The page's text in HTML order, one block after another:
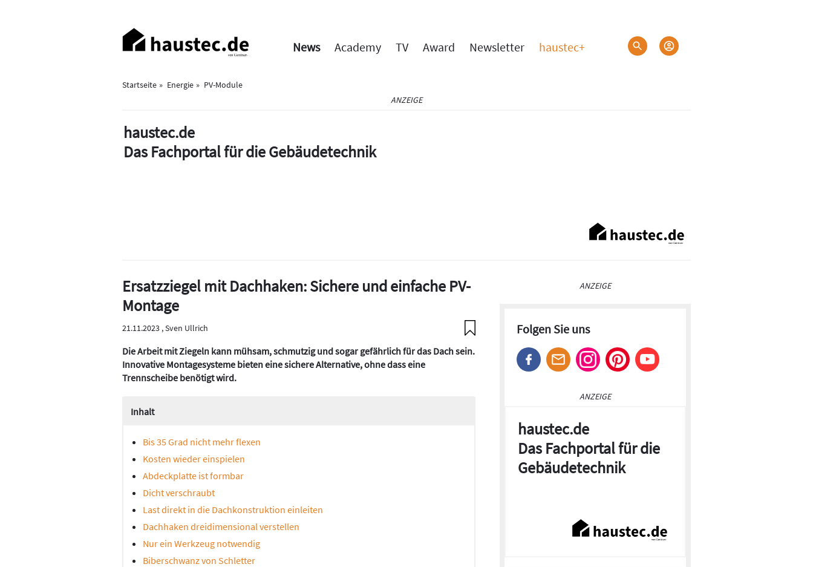
Haupt-
Navigation
News Academy TV Award Newsletter haustec+
Startseite Energie
PV-Module
ANZEIGE
haustec.de
Das Fachportal für die Gebäudetechnik
Ersatzziegel mit Dachhaken: Sichere und einfache PV-
Montage
21.11.2023 ,Sven Ullrich
Die Arbeit mit Ziegeln kann mühsam, schmutzig und sogar gefährlich für das Dach sein.
Innovative Montagesysteme bieten eine sichere Alternative, ohne dass eine
Trennscheibe benötigt wird.
Inhalt
Bis 35 Grad nicht mehr flexen
Kosten wieder einspielen
Abdeckplatte ist formbar
Dicht verschraubt
Last direkt in die Dachkonstruktion einleiten
Dachhaken dreidimensional verstellen
Nur ein Werkzeug notwendig
Biberschwanz von Schletter
ANZEIGE
Folgen Sie uns
ANZEIGE
haustec.de
Das Fachportal für die
Gebäudetechnik